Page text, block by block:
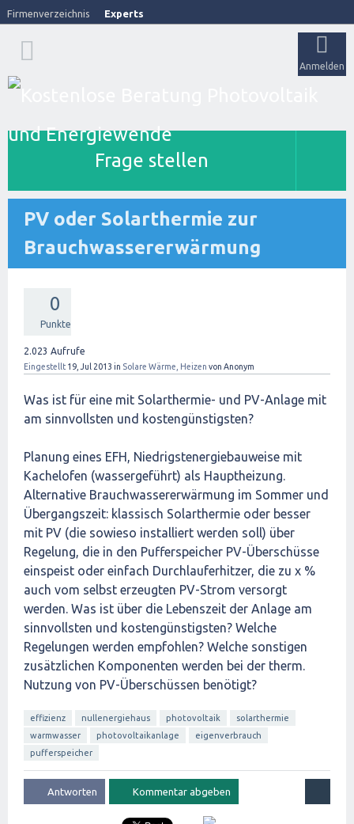
Firmenverzeichnis Experts
Anmelden
Frage stellen
PV oder Solarthermie zur
Brauchwassererwärmung
0
Punkte
2.023 Aufrufe
Eingestellt 19, Jul 2013 in Solare Wärme, Heizen von Anonym
Was ist für eine mit Solarthermie- und PV-Anlage mit
am sinnvollsten und kostengünstigsten?
Planung eines EFH, Niedrigstenergiebauweise mit
Kachelofen (wassergeführt) als Hauptheizung.
Alternative Brauchwassererwärmung im Sommer und
Übergangszeit: klassisch Solarthermie oder besser
mit PV (die sowieso installiert werden soll) über
Regelung, die in den Pufferspeicher PV-Überschüsse
einspeist oder einfach Durchlauferhitzer, die zu x %
auch vom selbst erzeugten PV-Strom versorgt
werden. Was ist über die Lebenszeit der Anlage am
sinnvollsten und kostengünstigsten? Welche
Regelungen werden empfohlen? Welche sonstigen
zusätzlichen Komponenten werden bei der therm.
Nutzung von PV-Überschüssen benötigt?
effizienz nullenergiehaus photovoltaik
solarthermie
warmwasser
photovoltaikanlage
eigenverbrauch
pufferspeicher